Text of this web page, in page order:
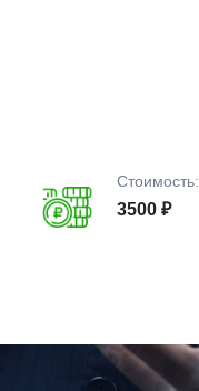
Стоимость:
3500 ₽